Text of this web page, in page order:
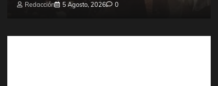
Redacción 5 Agosto, 2026 0